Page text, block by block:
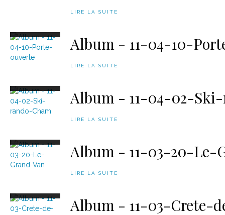
LIRE LA SUITE
Album - 11-04-10-
LIRE LA SUITE
Album - 11-04-02-
LIRE LA SUITE
Album - 11-03-20-Le-
LIRE LA SUITE
Album - 11-03-Crete-